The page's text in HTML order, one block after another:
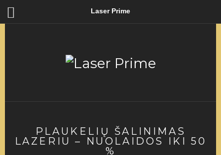
Laser Prime
PLAUKELIŲ ŠALINIMAS
LAZERIU – NUOLAIDOS IKI 50
%